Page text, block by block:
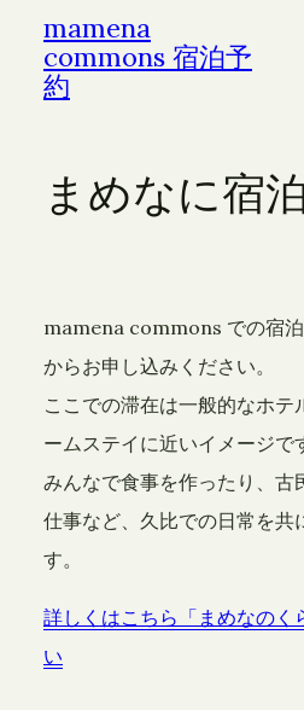
mamena
commons 宿泊予
約
まめなに宿
mamena commons での宿
からお申し込みください。
ここでの滞在は一般的なホテ
ームステイに近いイメージで
みんなで食事を作ったり、古
仕事など、久比での日常を共
す。
詳しくはこちら「まめなのく
い